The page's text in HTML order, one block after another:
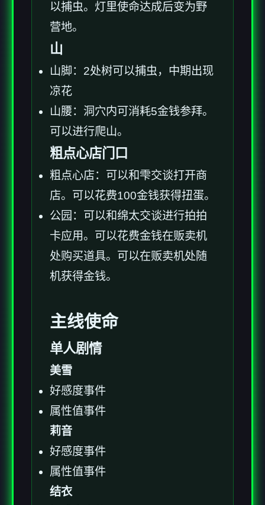
以捕虫。灯里使命达成后变为野
营地。
山
山脚：2处树可以捕虫，中期出现
凉花
山腰：洞穴内可消耗5金钱参拜。
可以进行爬山。
粗点心店门口
粗点心店：可以和雫交谈打开商
店。可以花费100金钱获得扭蛋。
公园：可以和绵太交谈进行拍拍
卡应用。可以花费金钱在贩卖机
处购买道具。可以在贩卖机处随
机获得金钱。
主线使命
单人剧情
美雪
好感度事件
属性值事件
莉音
好感度事件
属性值事件
结衣